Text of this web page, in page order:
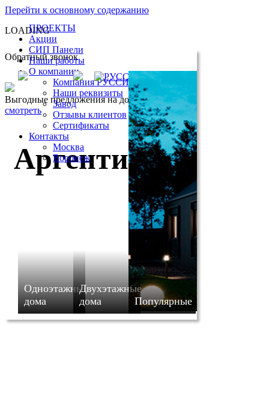
Перейти к основному содержанию
LOADING
Обратный звонок
ПРОЕКТЫ
Одноэтажные
дома
Двухэтажные
дома
Популярные
Акции
СИП Панели
Наши работы
О компании
Компания РУССИП
Наши реквизиты
Завод
Отзывы клиентов
Сертификаты
Контакты
Москва
Воронеж
Выгодные предложения на домапод ключ
смотреть
Аргенти